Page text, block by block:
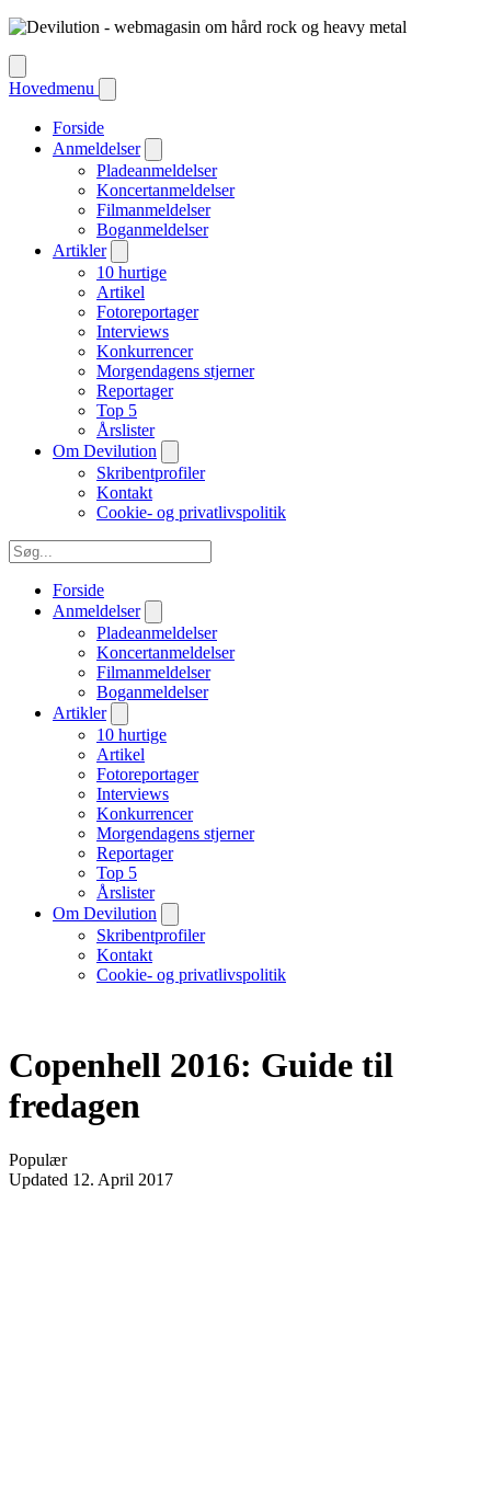
Hovedmenu
Forside
Anmeldelser
Pladeanmeldelser
Koncertanmeldelser
Filmanmeldelser
Boganmeldelser
Artikler
10 hurtige
Artikel
Fotoreportager
Interviews
Konkurrencer
Morgendagens stjerner
Reportager
Top 5
Årslister
Om Devilution
Skribentprofiler
Kontakt
Cookie- og privatlivspolitik
Forside
Anmeldelser
Pladeanmeldelser
Koncertanmeldelser
Filmanmeldelser
Boganmeldelser
Artikler
10 hurtige
Artikel
Fotoreportager
Interviews
Konkurrencer
Morgendagens stjerner
Reportager
Top 5
Årslister
Om Devilution
Skribentprofiler
Kontakt
Cookie- og privatlivspolitik
Copenhell 2016: Guide til
fredagen
Populær
Updated 12. April 2017